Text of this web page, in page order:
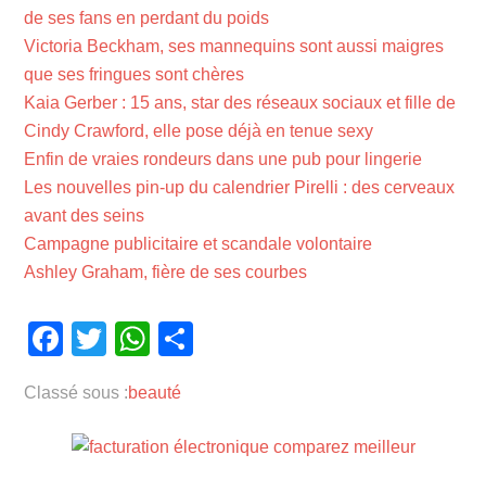
de ses fans en perdant du poids
Victoria Beckham, ses mannequins sont aussi maigres
que ses fringues sont chères
Kaia Gerber : 15 ans, star des réseaux sociaux et fille de
Cindy Crawford, elle pose déjà en tenue sexy
Enfin de vraies rondeurs dans une pub pour lingerie
Les nouvelles pin-up du calendrier Pirelli : des cerveaux
avant des seins
Campagne publicitaire et scandale volontaire
Ashley Graham, fière de ses courbes
Facebook
TwitterWhatsApp
Classé sous :beauté